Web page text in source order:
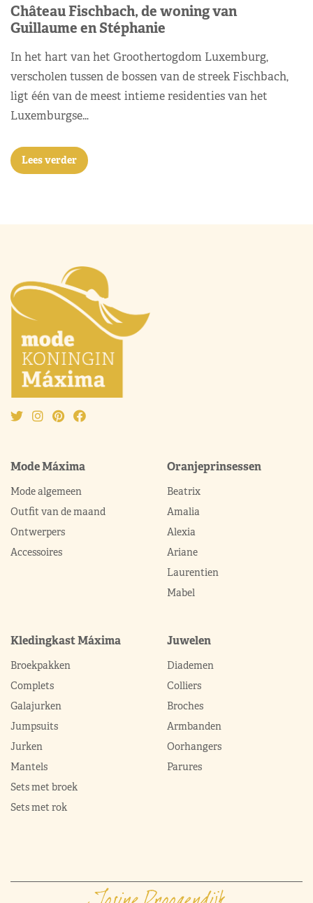
Château Fischbach, de woning van
Guillaume en Stéphanie
In het hart van het Groothertogdom Luxemburg,
verscholen tussen de bossen van de streek Fischbach,
ligt één van de meest intieme residenties van het
Luxemburgse…
Lees verder
Mode Máxima
Mode algemeen
Outfit van de maand
Ontwerpers
Accessoires
Oranjeprinsessen
Beatrix
Amalia
Alexia
Ariane
Laurentien
Mabel
Kledingkast Máxima
Broekpakken
Complets
Galajurken
Jumpsuits
Jurken
Mantels
Sets met broek
Sets met rok
Juwelen
Diademen
Colliers
Broches
Armbanden
Oorhangers
Parures